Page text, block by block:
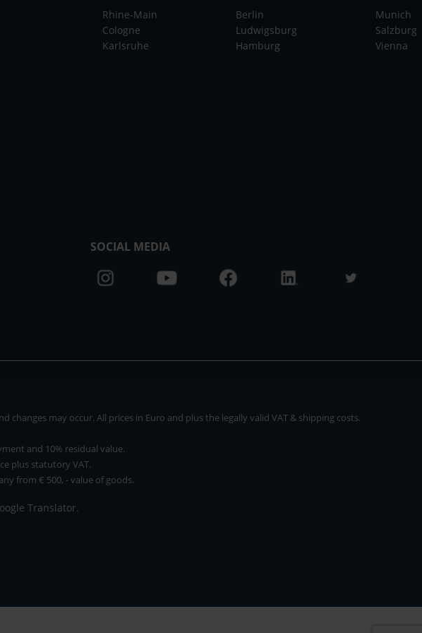
Rhine-Main
Cologne
Karlsruhe
Berlin
Ludwigsburg
Hamburg
Munich
Salzburg
Vienna
SOCIAL MEDIA
may occur. All prices in Euro and plus the legally valid VAT & shipping costs.
and 10% residual value.
plus statutory VAT.
from € 500, - value of goods.
Translator.